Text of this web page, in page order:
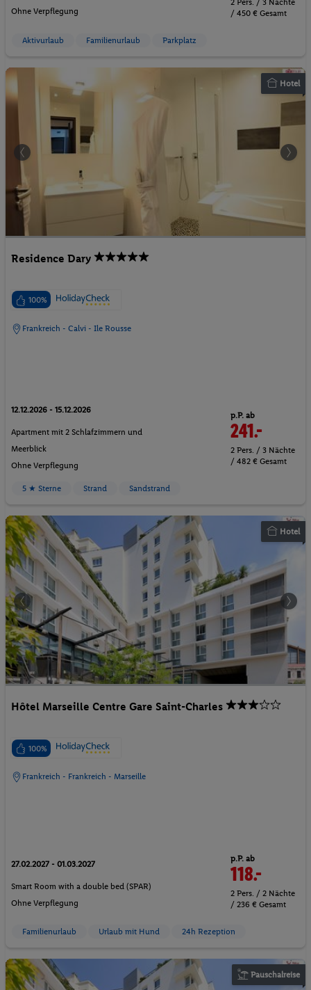
Ohne Verpflegung
/ 450 € Gesamt
Aktivurlaub Familienurlaub Parkplatz
Hotel
Residence Dary
100%
Frankreich - Calvi - Ile Rousse
12.12.2026 - 15.12.2026
Apartment mit 2 Schlafzimmern und
Meerblick
Ohne Verpflegung
p.P. ab
241.-
2 Pers. / 3 Nächte
/ 482 € Gesamt
5 ★ Sterne Strand Sandstrand
Hotel
Hôtel Marseille Centre Gare Saint-Charles
100%
Frankreich - Frankreich - Marseille
27.02.2027 - 01.03.2027
Smart Room with a double bed (SPAR)
Ohne Verpflegung
p.P. ab
118.-
2 Pers. / 2 Nächte
/ 236 € Gesamt
Familienurlaub Urlaub mit Hund 24h Rezeption
Pauschalreise